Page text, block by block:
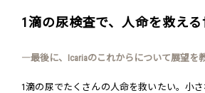
1滴の尿検査で、人命を救える
―最後に、Icariaのこれからについて展望を
1滴の尿でたくさんの人命を救いたい。小